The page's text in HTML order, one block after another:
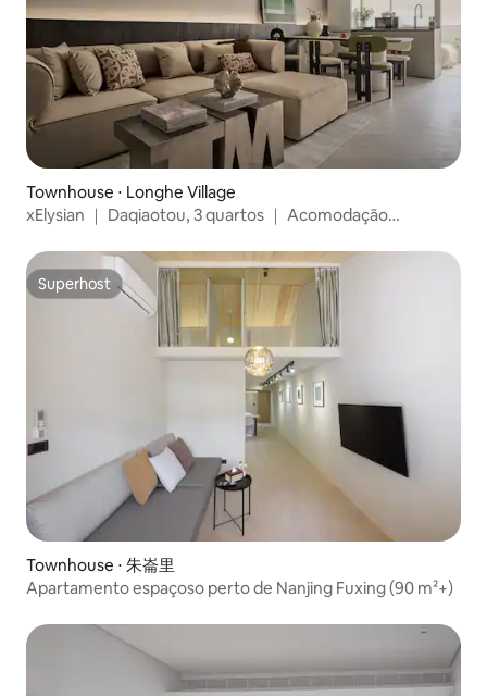
Townhouse ⋅ Longhe Village
xElysian ｜ Daqiaotou, 3 quartos ｜ Acomodação
Mercado noturno de Yansan. Rua Dihua ｜ MRT Daqiaotou
Superhost
Superhost
Townhouse ⋅ 朱崙里
Apartamento espaçoso perto de Nanjing Fuxing (90 m²+)